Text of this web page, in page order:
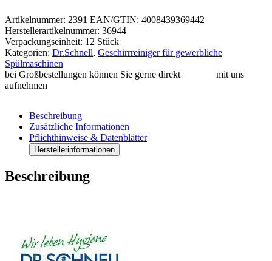
für
gewerbliche
Spülmaschinen-
1l
Menge
Artikelnummer: 2391 EAN/GTIN: 4008439369442
Herstellerartikelnummer: 36944
Verpackungseinheit: 12 Stück
Kategorien: Dr.Schnell, Geschirrreiniger für gewerbliche
Spülmaschinen
bei Großbestellungen können Sie gerne direkt
mit uns
aufnehmen
Beschreibung
Zusätzliche Informationen
Pflichthinweise & Datenblätter
Herstellerinformationen
Beschreibung